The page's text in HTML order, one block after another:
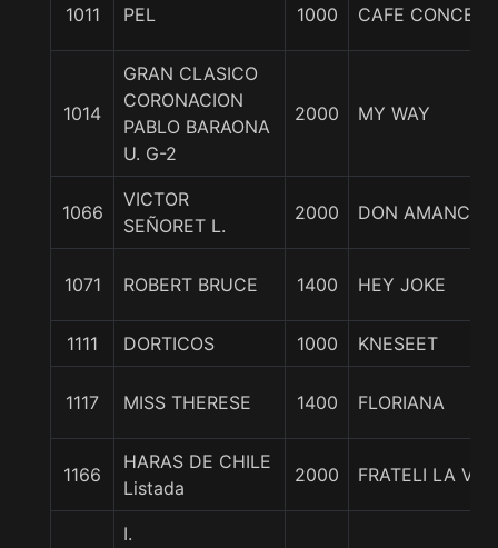
1011 PEL 1000 CAFE CONCERT
1014
GRAN CLASICO
CORONACION
PABLO BARAONA
U. G-2
2000 MY WAY
1066
VICTOR
SEÑORET L.
2000 DON AMANCIO
1071 ROBERT BRUCE 1400 HEY JOKE
1111 DORTICOS 1000 KNESEET
1117 MISS THERESE 1400 FLORIANA
1166
HARAS DE CHILE
Listada
2000 FRATELI LA
I.